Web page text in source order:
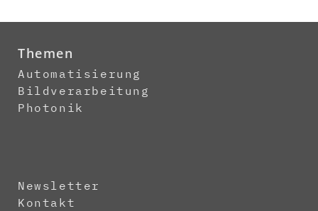
Themen
Automatisierung
Bildverarbeitung
Photonik
Newsletter
Kontakt